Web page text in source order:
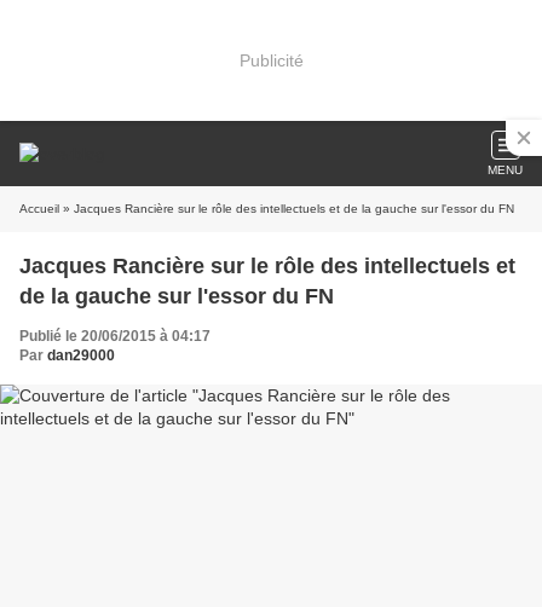
Publicité
MENU
Accueil » Jacques Rancière sur le rôle des intellectuels et de la gauche sur l'essor du FN
Jacques Rancière sur le rôle des intellectuels et
de la gauche sur l'essor du FN
Publié le 20/06/2015 à 04:17
Par dan29000